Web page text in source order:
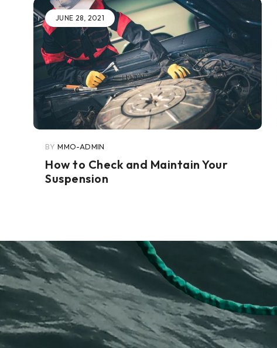
JUNE 28, 2021
BY MMO-ADMIN
How to Check and Maintain Your
Suspension